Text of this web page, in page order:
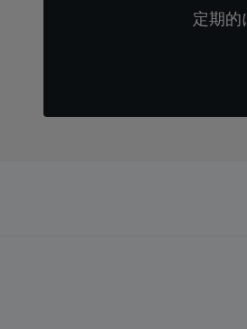
定期的